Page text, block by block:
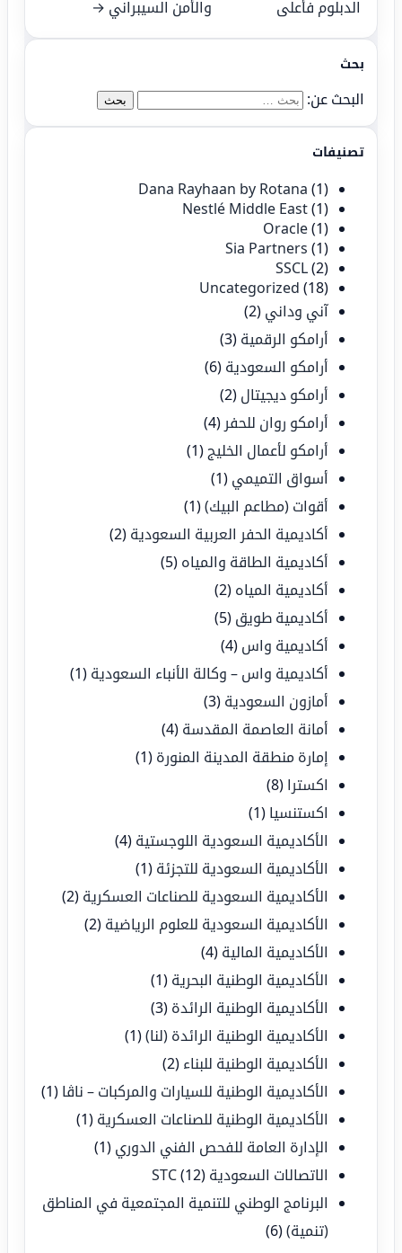
بحث
البحث عن:
تصنيفات
Dana Rayhaan by Rotana (1)
Nestlé Middle East(1)
Oracle(1)
Sia Partners (1)
SSCL(2)
Uncategorized (18)
آني وداني (2)
أرامكو الرقمية (3)
أرامكو السعودية (6)
أرامكو ديجيتال (2)
أرامكو روان للحفر (4)
أرامكو لأعمال الخليج (1)
أسواق التميمي (1)
أقوات (مطاعم البيك)(1)
أكاديمية الحفر العربية السعودية (2)
أكاديمية الطاقة والمياه (5)
أكاديمية المياه (2)
أكاديمية طويق (5)
أكاديمية واس (4)
أكاديمية واس – وكالة الأنباء السعودية (1)
أمازون السعودية (3)
أمانة العاصمة المقدسة (4)
إمارة منطقة المدينة المنورة (1)
اكسترا (8)
اكستنسيا (1)
الأكاديمية السعودية اللوجستية (4)
الأكاديمية السعودية للتجزئة (1)
الأكاديمية السعودية للصناعات العسكرية (2)
الأكاديمية السعودية للعلوم الرياضية (2)
الأكاديمية المالية (4)
الأكاديمية الوطنية البحرية (1)
الأكاديمية الوطنية الرائدة (3)
الأكاديمية الوطنية الرائدة (لنا)(1)
الأكاديمية الوطنية للبناء (2)
الأكاديمية الوطنية للسيارات والمركبات – ناڤا (1)
الأكاديمية الوطنية للصناعات العسكرية (1)
الإدارة العامة للفحص الفني الدوري (1)
الاتصالات السعودية STC (12)
البرنامج الوطني للتنمية المجتمعية في المناطق
(تنمية)(6)
الدبلوم فأعلى
والأمن السيبراني →